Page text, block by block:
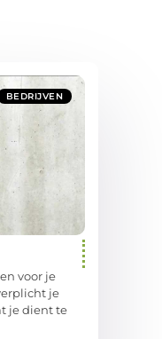
BEDRIJVEN
voor je
je
je dient te